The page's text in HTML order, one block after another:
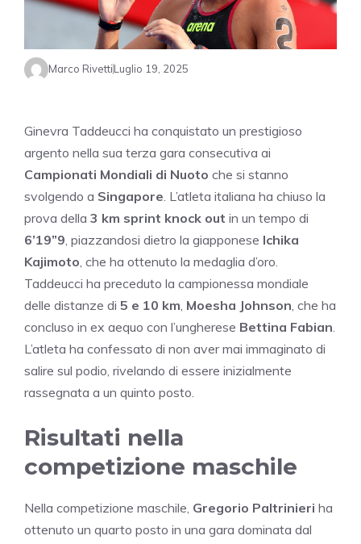
Marco RivettiLuglio 19, 2025
Ginevra Taddeucci ha conquistato un prestigioso
argento nella sua terza gara consecutiva ai
Campionati Mondiali di Nuoto che si stanno
svolgendo a Singapore . L’atleta italiana ha chiuso la
prova della 3 km sprint knock out in un tempo di
6’19”9 , piazzandosi dietro la giapponese Ichika
Kajimoto , che ha ottenuto la medaglia d’oro.
Taddeucci ha preceduto la campionessa mondiale
delle distanze di 5 e 10 km Moesha Johnson , che ha
concluso in ex aequo con l’ungherese Bettina Fabian
L’atleta ha confessato di non aver mai immaginato di
salire sul podio, rivelando di essere inizialmente
rassegnata a un quinto posto.
Risultati nella
competizione maschile
Nella competizione maschile, Gregorio Paltrinieri ha
ottenuto un quarto posto in una gara dominata dal